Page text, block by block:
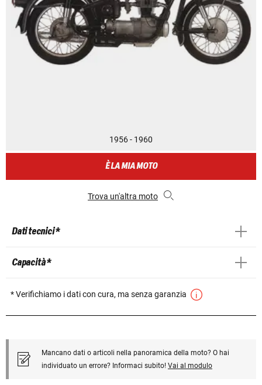
1956 - 1960
È LA MIA MOTO
Trova un'altra moto
Dati tecnici *
Capacità *
* Verifichiamo i dati con cura, ma senza garanzia
Mancano dati o articoli nella panoramica della moto? O hai
individuato un errore? Informaci subito! Vai al modulo